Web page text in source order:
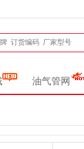
油气管网